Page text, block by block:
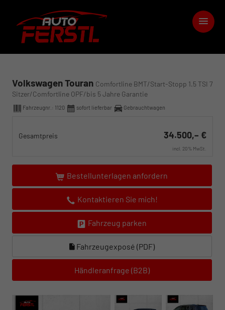
Volkswagen Touran Comfortline BMT/Start-Stopp 1.5 TSI 7
Sitzer/Comfortline OPF/bis 5 Jahre Garantie
Fahrzeugnr.: 1120 sofort lieferbar Gebrauchtwagen
Gesamtpreis 34.500,– €
incl. 20% MwSt.
Bestellunterlagen anfordern
Kontaktieren Sie mich!
Fahrzeug parken
Fahrzeugexposé (PDF)
Händleranfrage (B2B)